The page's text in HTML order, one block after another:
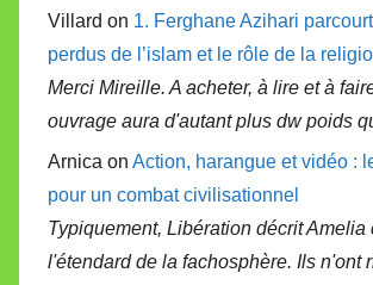
Villard on 1. Ferghane Azihari
perdus de l’islam et le rôle de la
Merci Mireille. A acheter, à lire et à
ouvrage aura d'autant plus dw poids
Arnica on Action, harangue et vidéo :
pour un combat civilisationnel
Typiquement, Libération décrit Amelia
l'étendard de la fachosphère. Ils n'ont